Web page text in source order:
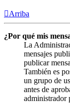
Arriba
¿Por qué mis
La
mensajes
publicar
También es
un grupo de
antes de
administrador